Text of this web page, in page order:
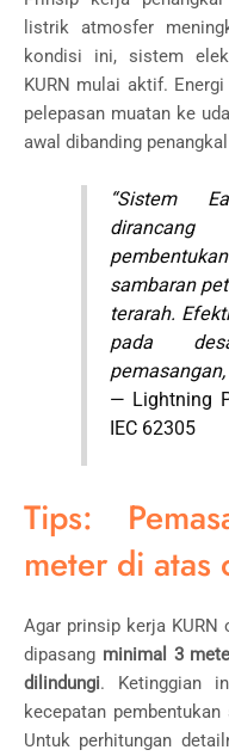
listrik atmosfer
kondisi ini, sistem
KURN mulai aktif.
pelepasan muatan ke
awal dibanding
“Sistem
sambaran
terarah.
pada
— Lightning
IEC 62305
Tips:
meter di atas
Agar prinsip kerja KURN
dipasang minimal 3
dilindungi. Ketinggian
kecepatan
Untuk perhitungan